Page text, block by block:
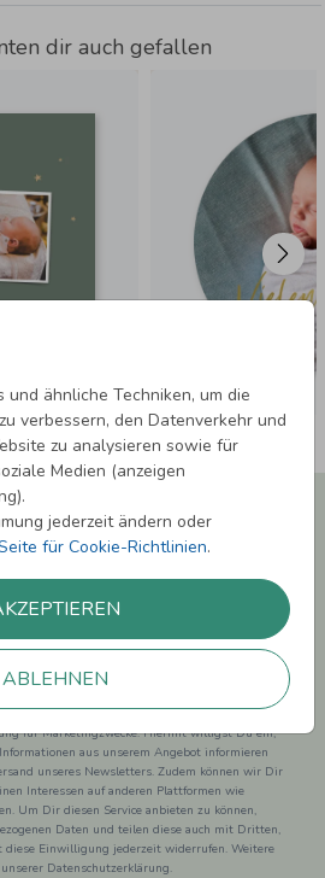
ähnliche Techniken, um die
verbessern, den Datenverkehr und
zu analysieren sowie für
Medien (anzeigen
jederzeit ändern oder
für Cookie-Richtlinien.
ABLEHNEN
dir auch gefallen
und 5,00 € Rabatt**
für Marketingzwecke: Hiermit willigst Du ein,
aus unserem Angebot informieren
unseres Newsletters. Zudem können wir Dir
Interessen auf anderen Plattformen wie
Um Dir diesen Service anbieten zu können,
Daten und teilen diese auch mit Dritten,
diese Einwilligung jederzeit widerrufen. Weitere
Datenschutzerklärung.